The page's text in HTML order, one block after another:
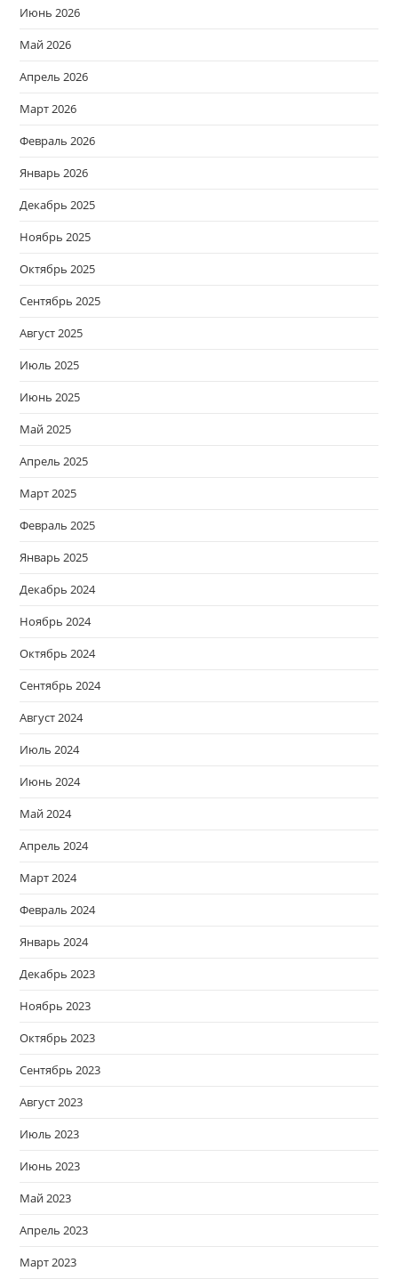
Июнь 2026
Май 2026
Апрель 2026
Март 2026
Февраль 2026
Январь 2026
Декабрь 2025
Ноябрь 2025
Октябрь 2025
Сентябрь 2025
Август 2025
Июль 2025
Июнь 2025
Май 2025
Апрель 2025
Март 2025
Февраль 2025
Январь 2025
Декабрь 2024
Ноябрь 2024
Октябрь 2024
Сентябрь 2024
Август 2024
Июль 2024
Июнь 2024
Май 2024
Апрель 2024
Март 2024
Февраль 2024
Январь 2024
Декабрь 2023
Ноябрь 2023
Октябрь 2023
Сентябрь 2023
Август 2023
Июль 2023
Июнь 2023
Май 2023
Апрель 2023
Март 2023